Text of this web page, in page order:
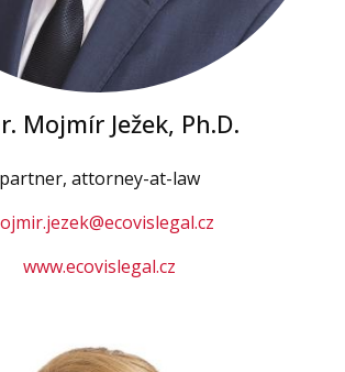
Mojmír Ježek, Ph.D.
partner, attorney-at-law
www.ecovislegal.cz